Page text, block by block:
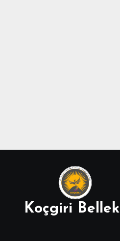
Koçgiri Bellek